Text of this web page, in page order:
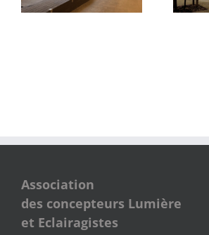
Association
des concepteurs Lumière
et Eclairagistes